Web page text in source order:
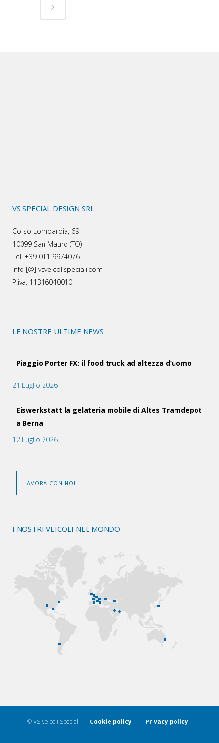
VS SPECIAL DESIGN SRL
Corso Lombardia, 69
10099 San Mauro (TO)
Tel. +39 011 9974076
info [@] vsveicolispeciali.com
P.iva: 11316040010
LE NOSTRE ULTIME NEWS
Piaggio Porter FX: il food truck ad altezza d’uomo
21 Luglio 2026
Eiswerkstatt la gelateria mobile di Altes Tramdepot
a Berna
12 Luglio 2026
LAVORA CON NOI
I NOSTRI VEICOLI NEL MONDO
© VS Veicoli Speciali | Cookie policy – Privacy policy